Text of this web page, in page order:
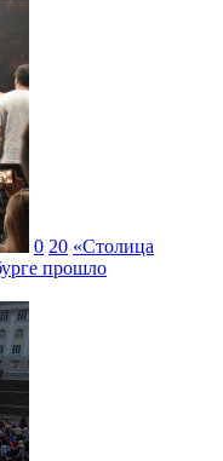
0 20 «Столица
прошло